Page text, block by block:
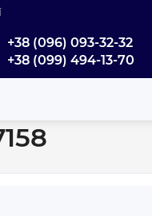
+38 (096) 093-32-32
+38 (099) 494-13-70